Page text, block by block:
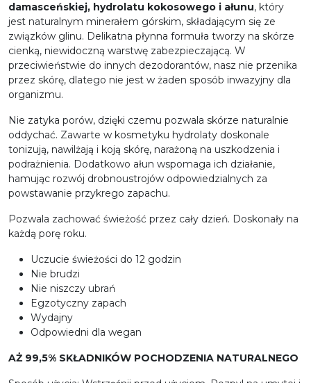
damasceńskiej, hydrolatu kokosowego i ałunu, który
jest naturalnym minerałem górskim, składającym się ze
związków glinu. Delikatna płynna formuła tworzy na skórze
cienką, niewidoczną warstwę zabezpieczającą. W
przeciwieństwie do innych dezodorantów, nasz nie przenika
przez skórę, dlatego nie jest w żaden sposób inwazyjny dla
organizmu.
Nie zatyka porów, dzięki czemu pozwala skórze naturalnie
oddychać. Zawarte w kosmetyku hydrolaty doskonale
tonizują, nawilżają i koją skórę, narażoną na uszkodzenia i
podrażnienia. Dodatkowo ałun wspomaga ich działanie,
hamując rozwój drobnoustrojów odpowiedzialnych za
powstawanie przykrego zapachu.
Pozwala zachować świeżość przez cały dzień. Doskonały na
każdą porę roku.
Uczucie świeżości do 12 godzin
Nie brudzi
Nie niszczy ubrań
Egzotyczny zapach
Wydajny
Odpowiedni dla wegan
AŻ 99,5% SKŁADNIKÓW POCHODZENIA NATURALNEGO